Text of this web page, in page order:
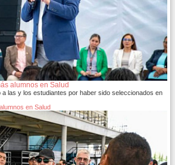
alumnos en Salud
a las y los estudiantes por haber sido seleccionados en
en Salud